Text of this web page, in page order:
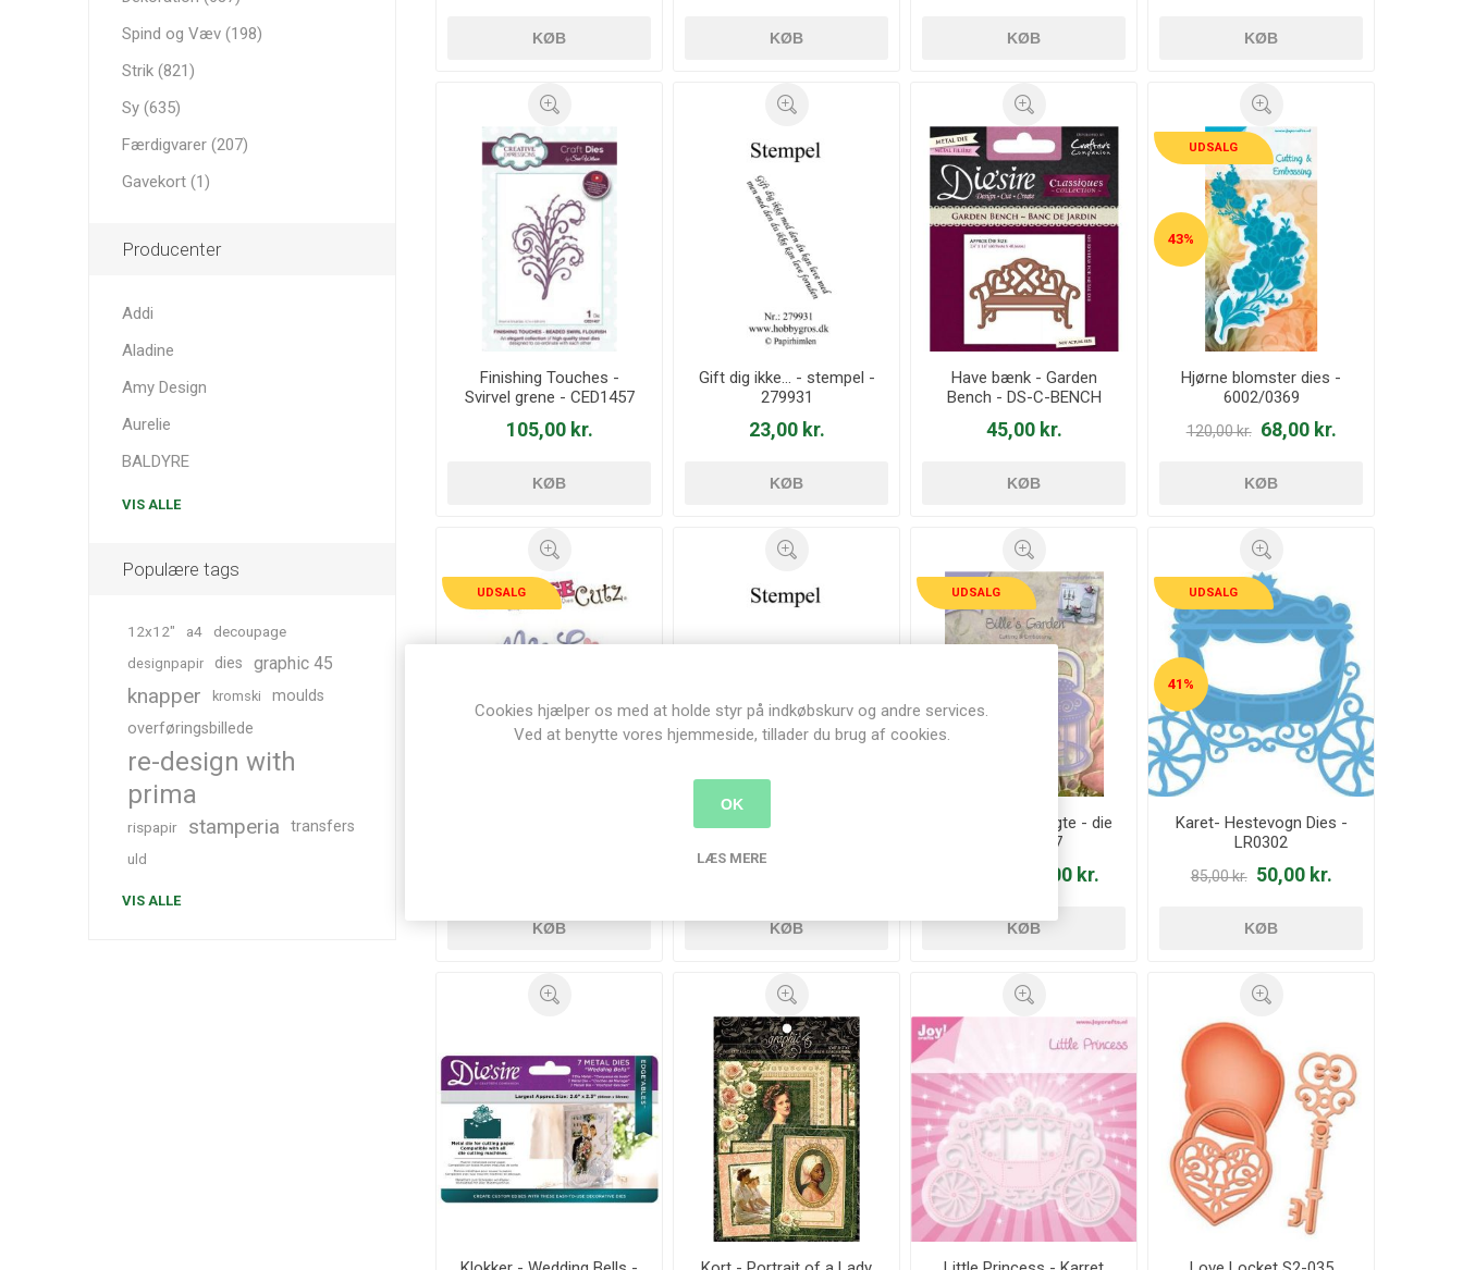
KØB KØB KØB KØB
Finishing Touches -
Svirvel grene - CED1457
105,00 kr.
KØB
Gift dig ikke... - stempel -
279931
23,00 kr.
KØB
Have bænk - Garden
Bench - DS-C-BENCH
45,00 kr.
KØB
UDSALG
43%
Hjørne blomster dies -
6002/0369
120,00 kr. 68,00 kr.
KØB
UDSALG
KØB
Kærlighed... - stempel -
KØB
UDSALG
Kandelaber og lygte - die
6002/0377
65,00 kr.
KØB
UDSALG
41%
Karet- Hestevogn Dies -
LR0302
85,00 kr. 50,00 kr.
KØB
Spind og Væv (198)
Strik (821)
Sy (635)
Færdigvarer (207)
Gavekort (1)
Producenter
Addi
Aladine
Amy Design
Aurelie
BALDYRE
VIS ALLE
Populære tags
12x12" a4 decoupage
designpapir dies graphic 45
knapper kromski
moulds
overføringsbillede
re-design with
prima
rispapir stamperia transfers
uld
VIS ALLE
Cookies hjælper os med at holde styr på indkøbskurv og andre services.
Ved at benytte vores hjemmeside, tillader du brug af cookies.
OK
LÆS MERE